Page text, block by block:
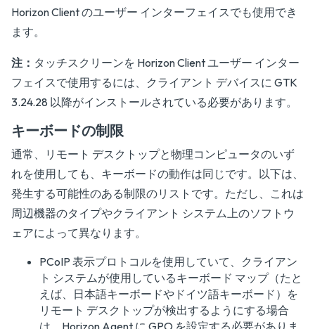
Horizon Client のユーザー インターフェイスでも使用でき
ます。
注： タッチスクリーンを Horizon Client ユーザー インター
フェイスで使用するには、クライアント デバイスに GTK
3.24.28 以降がインストールされている必要があります。
キーボードの制限
通常、リモート デスクトップと物理コンピュータのいず
れを使用しても、キーボードの動作は同じです。以下は、
発生する可能性のある制限のリストです。ただし、これは
周辺機器のタイプやクライアント システム上のソフトウ
ェアによって異なります。
PCoIP 表示プロトコルを使用していて、クライアン
ト システムが使用しているキーボード マップ（たと
えば、日本語キーボードやドイツ語キーボード）を
リモート デスクトップが検出するようにする場合
は、Horizon Agent に GPO を設定する必要がありま